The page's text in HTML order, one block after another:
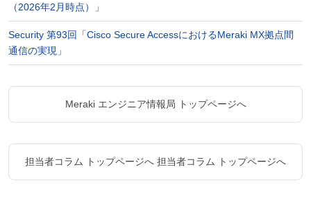
（2026年2月時点）」
Security 第93回「Cisco Secure AccessにおけるMeraki MX拠点間
通信の実現」
Meraki エンジニア情報局 トップページへ
担当者コラム トップページへ 担当者コラム トップページへ